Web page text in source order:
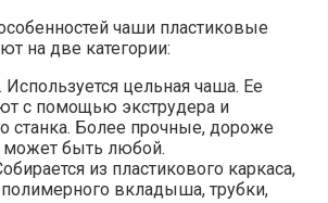
чаши пластиковые
на две категории:
цельная чаша. Ее
с помощью экструдера и
станка. Более прочные, дороже
может быть любой.
из пластикового каркаса,
полимерного вкладыша, трубки,